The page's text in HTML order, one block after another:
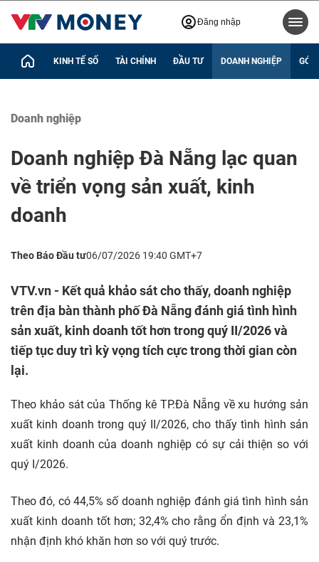
Đăng nhập
KINH TẾ SỐ TÀI CHÍNH ĐẦU TƯ DOANH NGHIỆP GÓC
Doanh nghiệp
Doanh nghiệp Đà Nẵng lạc quan
về triển vọng sản xuất, kinh
doanh
Theo Báo Đầu tư06/07/2026 19:40 GMT+7
VTV.vn - Kết quả khảo sát cho thấy, doanh nghiệp
trên địa bàn thành phố Đà Nẵng đánh giá tình hình
sản xuất, kinh doanh tốt hơn trong quý II/2026 và
tiếp tục duy trì kỳ vọng tích cực trong thời gian còn
lại.
Theo khảo sát của Thống kê TP.Đà Nẵng về xu hướng sản
xuất kinh doanh trong quý II/2026, cho thấy tình hình sản
xuất kinh doanh của doanh nghiệp có sự cải thiện so với
quý I/2026.
Theo đó, có 44,5% số doanh nghiệp đánh giá tình hình sản
xuất kinh doanh tốt hơn; 32,4% cho rằng ổn định và 23,1%
nhận định khó khăn hơn so với quý trước.